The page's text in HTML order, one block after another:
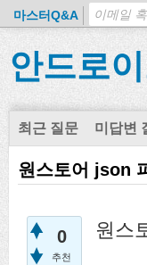
마스터Q&A
안드로
최근 질문 미답변
원스토어 json
0
추천
원스